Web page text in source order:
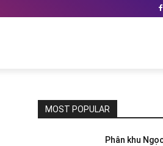
MOST POPULAR
Phân khu